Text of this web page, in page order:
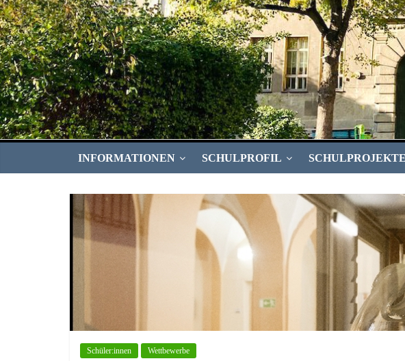
INFORMATIONEN SCHULPROFIL SCHULPROJEKTE
Schüler:innen Wettbewerbe